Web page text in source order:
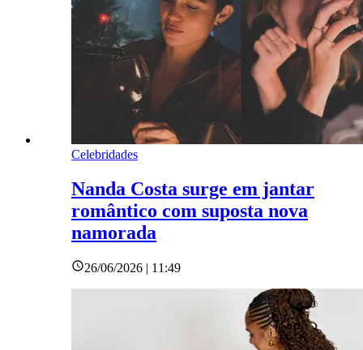
Celebridades
Nanda Costa surge em jantar
romântico com suposta nova
namorada
26/06/2026 | 11:49